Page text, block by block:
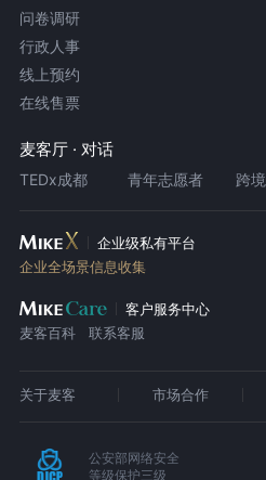
问卷调研
行政人事
线上预约
在线售票
麦客厅 · 对话
TEDx成都 青年志愿者 跨
企业级私有平台
企业全场景信息收集
客户服务中心
麦客百科
联系客服
关于麦客 市场合作
公安部网络安全
等级保护三级